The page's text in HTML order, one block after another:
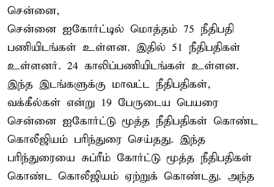
சென்னை,
சென்னை ஐகோர்ட்டில் மொத்தம் 75 நீதிபதி
பணியிடங்கள் உள்ளன. இதில் 51 நீதிபதிகள்
உள்ளனர். 24 காலிப்பணியிடங்கள் உள்ளன.
இந்த இடங்களுக்கு மாவட்ட நீதிபதிகள்,
வக்கீல்கள் என்று 19 பேருடைய பெயரை
சென்னை ஐகோர்ட்டு மூத்த நீதிபதிகள் கொண்ட
கொலீஜியம் பரிந்துரை செய்தது. இந்த
பரிந்துரையை சுப்ரீம் கோர்ட்டு மூத்த நீதிபதிகள்
கொண்ட கொலீஜியம் ஏற்றுக் கொண்டது. அந்த